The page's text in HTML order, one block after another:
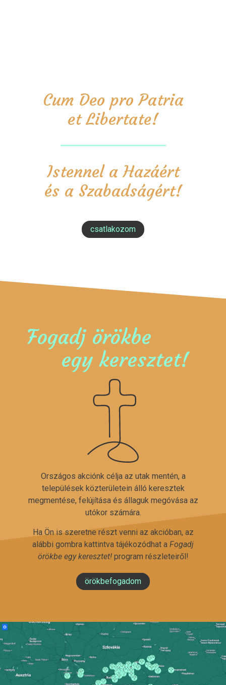
Cum Deo pro Patria
et Libertate!
Istennel a Hazáért
és a Szabadságért!
csatlakozom
Fogadj örökbe
egy keresztet!
Országos akciónk célja az utak mentén, a
települések közterületein álló keresztek
megmentése, felújítása és állaguk megóvása az
utókor számára.
Ha Ön is szeretne részt venni az akcióban, az
alábbi gombra kattintva tájékozódhat a Fogadj
örökbe egy keresztet!program részleteiről!
örökbefogadom